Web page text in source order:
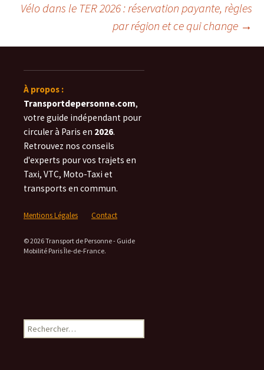
des
articles
Vélo dans le TER 2026 : réservation payante, règles
par région et ce qui change →
À propos :
Transportdepersonne.com,
votre guide indépendant pour
circuler à Paris en 2026.
Retrouvez nos conseils
d'experts pour vos trajets en
Taxi, VTC, Moto-Taxi et
transports en commun.
Mentions Légales Contact
© 2026 Transport de Personne - Guide
Mobilité Paris Île-de-France.
Rechercher :